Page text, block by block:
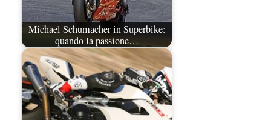
Michael Schumacher in Superbike:
quando la passione…